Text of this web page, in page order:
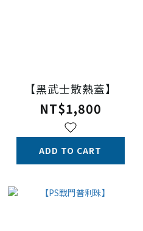
【黑武士散熱蓋】
NT$1,800
ADD TO CART